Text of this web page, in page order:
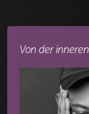
Von der